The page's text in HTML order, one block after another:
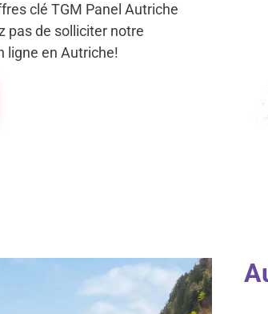
clé TGM Panel Autriche
pas de solliciter notre
ligne en Autriche!